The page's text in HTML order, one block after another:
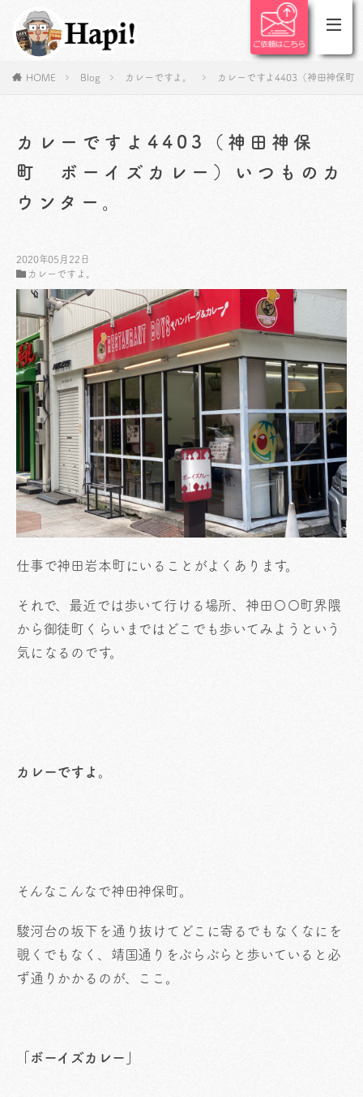
HOME Blog カレーですよ。 カレーですよ4403（神田神保
カレーですよ4403（神田神保
町 ボーイズカレー）いつものカ
ウンター。
2020年05月22日
カレーですよ。
仕事で神田岩本町にいることがよくあります。
それで、最近では歩いて行ける場所、神田〇〇町界隈
から御徒町くらいまではどこでも歩いてみようという
気になるのです。
カレーですよ。
そんなこんなで神田神保町。
駿河台の坂下を通り抜けてどこに寄るでもなくなにを
覗くでもなく、靖国通りをぶらぶらと歩いていると必
ず通りかかるのが、ここ。
「ボーイズカレー」